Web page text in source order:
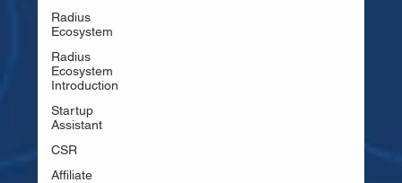
Radius
Ecosystem
Radius
Ecosystem
Introduction
Startup
Assistant
CSR
Affiliate